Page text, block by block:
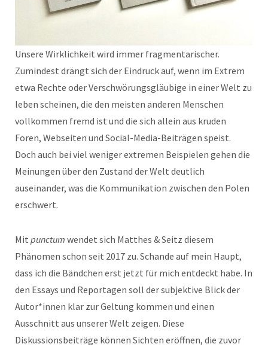
Unsere Wirklichkeit wird immer fragmentarischer.
Zumindest drängt sich der Eindruck auf, wenn im Extrem
etwa Rechte oder Verschwörungsgläubige in einer Welt zu
leben scheinen, die den meisten anderen Menschen
vollkommen fremd ist und die sich allein aus kruden
Foren, Webseiten und Social-Media-Beiträgen speist.
Doch auch bei viel weniger extremen Beispielen gehen die
Meinungen über den Zustand der Welt deutlich
auseinander, was die Kommunikation zwischen den Polen
erschwert.
Mit punctum wendet sich Matthes & Seitz diesem
Phänomen schon seit 2017 zu. Schande auf mein Haupt,
dass ich die Bändchen erst jetzt für mich entdeckt habe. In
den Essays und Reportagen soll der subjektive Blick der
Autor*innen klar zur Geltung kommen und einen
Ausschnitt aus unserer Welt zeigen. Diese
Diskussionsbeiträge können Sichten eröffnen, die zuvor